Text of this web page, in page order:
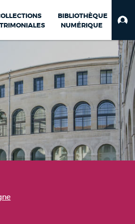
BIBLIOTHÈQUE
NUMÉRIQUE